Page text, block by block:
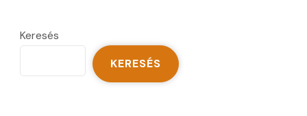
Keresés
KERESÉS